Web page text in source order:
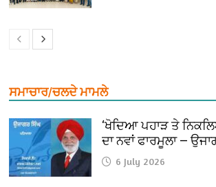
ਸਮਾਚਾਰ/ਚਲਦੇ ਮਾਮਲੇ
‘ਖੋਦਿਆ ਪਹਾੜ ਤੇ
ਦਾ ਨਵਾਂ ਫਾਰਮੂਲਾ —
6 July 2026